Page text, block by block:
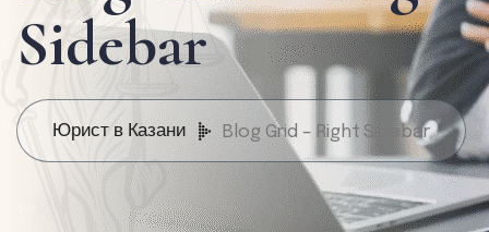
Sidebar
Юрист в Казани Blog Grid – Right Sidebar